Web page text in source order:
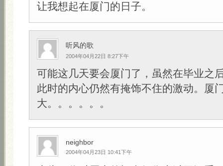
让我想起在厦门的日子。
听风的歌
2004年04月22日 8:27下午
可能这几天要会厦门了，虽然在毕业之
此时的内心仍然有掩饰不住的激动。厦
大。。。。。。
neighbor
2004年04月23日 10:41下午